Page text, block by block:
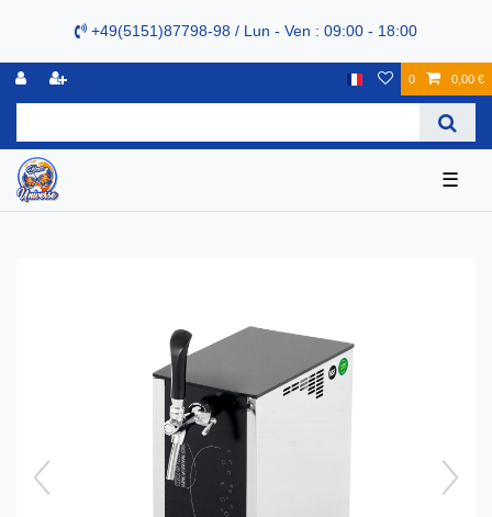
+49(5151)87798-98 / Lun - Ven : 09:00 - 18:00
0 0,00 €
☰